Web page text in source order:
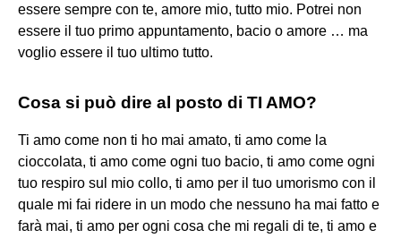
essere sempre con te, amore mio, tutto mio. Potrei non
essere il tuo primo appuntamento, bacio o amore … ma
voglio essere il tuo ultimo tutto.
Cosa si può dire al posto di TI AMO?
Ti amo come non ti ho mai amato, ti amo come la
cioccolata, ti amo come ogni tuo bacio, ti amo come ogni
tuo respiro sul mio collo, ti amo per il tuo umorismo con il
quale mi fai ridere in un modo che nessuno ha mai fatto e
farà mai, ti amo per ogni cosa che mi regali di te, ti amo e